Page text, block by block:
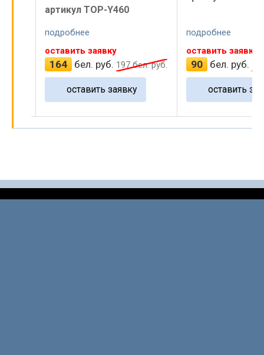
подробнее
оставить заявку
90 бел. руб. 108бел. руб.
оставить заявку
подробнее
оставить заявку
150 бел. руб.
оставить